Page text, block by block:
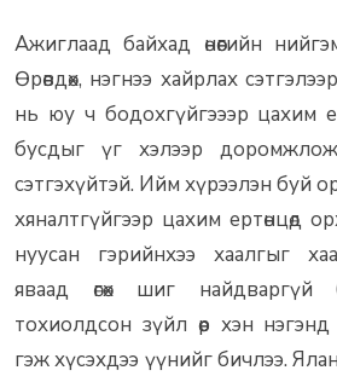
Ажиглаад байхад өнөөгийн
Өрөвдөх, нэгнээ хайрлах
нь юу ч бодохгүйгэээр цахим
бусдыг үг хэлээр
сэтгэхүйтэй. Ийм хүрээлэн буй
хяналтгүйгээр цахим ертөнцөд
нуусан гэрийнхээ хаалгыг
яваад өгөх шиг
тохиолдсон зүйл өөр хэн
гэж хүсэхдээ үүнийг бичлээ.